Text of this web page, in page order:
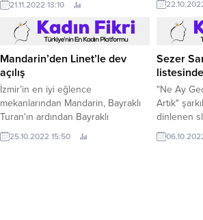
takılan tanıdık simalar arasındaydı.
21.11.2022 13:10
Döğer oldu.
Mandarin’den Linet’le dev
açılış
İzmir’in en iyi eğlence
mekanlarından Mandarin, Bayraklı
Turan'ın ardından Bayraklı
Salhane’deki yeni kışlık mekanını
görkemli bir açılışla hizmete soktu.
25.10.2022 15:50
Sezer
"Ne Ay
Artık"
dinlenen
genç
müziği
Öyle"